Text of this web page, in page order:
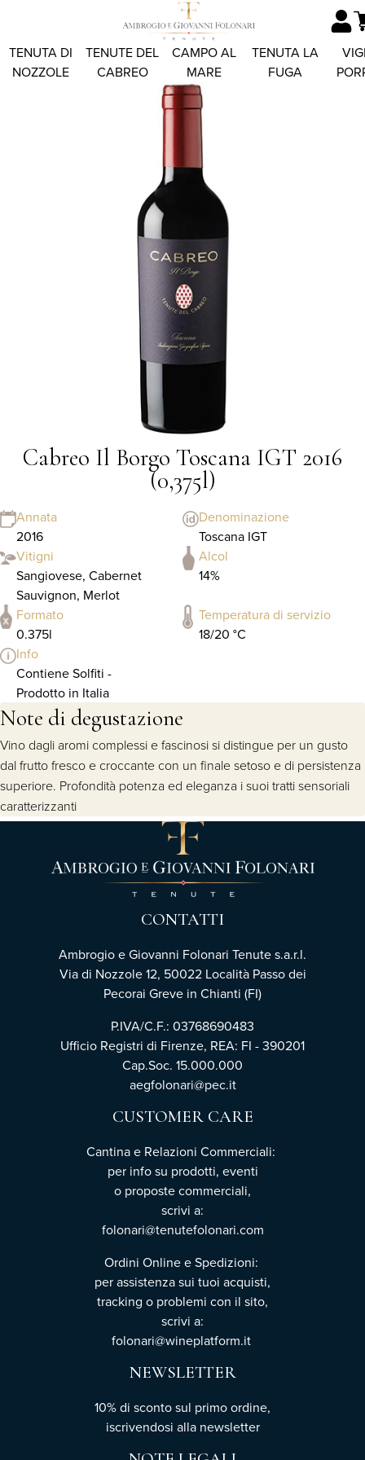
TENUTA DI
NOZZOLE
TENUTE DEL
CABREO
CAMPO AL
MARE
TENUTA LA
FUGA
Cabreo Il Borgo Toscana IGT 2016
(0,375l)
Annata
2016
Denominazione
Toscana IGT
Vitigni
Sangiovese, Cabernet
Sauvignon, Merlot
Alcol
14%
Formato
0.375l
Temperatura di servizio
18/20 °C
Info
Contiene Solfiti -
Prodotto in Italia
Note di degustazione
Vino dagli aromi complessi e fascinosi si distingue per un gusto
dal frutto fresco e croccante con un finale setoso e di persistenza
superiore. Profondità potenza ed eleganza i suoi tratti sensoriali
caratterizzanti
CONTATTI
Ambrogio e Giovanni Folonari Tenute s.a.r.l.
Via di Nozzole 12, 50022 Località Passo dei
Pecorai Greve in Chianti (FI)
P.IVA/C.F.: 03768690483
Ufficio Registri di Firenze, REA: FI - 390201
Cap.Soc. 15.000.000
aegfolonari@pec.it
CUSTOMER CARE
Cantina e Relazioni Commerciali:
per info su prodotti, eventi
o proposte commerciali,
scrivi a:
folonari@tenutefolonari.com
Ordini Online e Spedizioni:
per assistenza sui tuoi acquisti,
tracking o problemi con il sito,
scrivi a:
folonari@wineplatform.it
NEWSLETTER
10% di sconto sul primo ordine,
iscrivendosi alla newsletter